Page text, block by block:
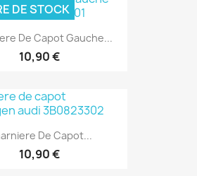
De Capot Gauche...
10,90 €
DE STOCK
De Capot...
10,90 €